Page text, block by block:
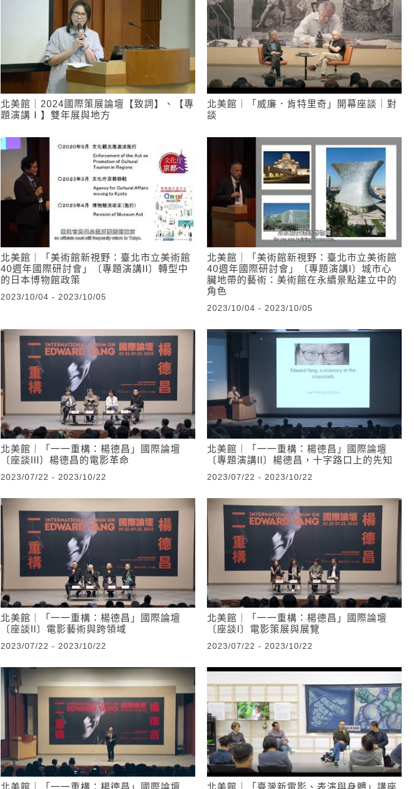
北美館｜2024國際策展論壇【致詞】、【專
題演講Ⅰ】雙年展與地方
北美館｜「威廉．肯特里奇」開幕座談｜對
談
北美館｜「美術館新視野：臺北市立美術館
40週年國際研討會」〔專題演講II〕轉型中
的日本博物館政策
2023/10/04 - 2023/10/05
北美館｜「美術館新視野：臺北市立美術館
40週年國際研討會」〔專題演講I〕城市心
臟地帶的藝術：美術館在永續景點建立中的
角色
2023/10/04 - 2023/10/05
北美館｜「一一重構：楊德昌」國際論壇
〔座談III〕楊德昌的電影革命
2023/07/22 - 2023/10/22
北美館｜「一一重構：楊德昌」國際論壇
〔專題演講II〕楊德昌，十字路口上的先知
2023/07/22 - 2023/10/22
北美館｜「一一重構：楊德昌」國際論壇
〔座談II〕電影藝術與跨領域
2023/07/22 - 2023/10/22
北美館｜「一一重構：楊德昌」國際論壇
〔座談I〕電影策展與展覽
2023/07/22 - 2023/10/22
北美館｜「一一重構：楊德昌」國際論壇 北美館｜「臺灣新電影、表演與身體」講座